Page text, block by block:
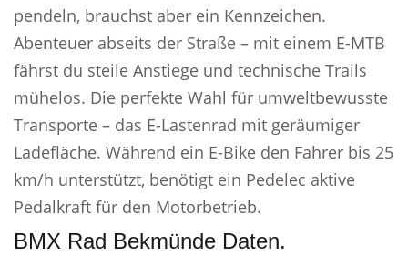
pendeln, brauchst aber ein Kennzeichen.
Abenteuer abseits der Straße – mit einem E-MTB
fährst du steile Anstiege und technische Trails
mühelos. Die perfekte Wahl für umweltbewusste
Transporte – das E-Lastenrad mit geräumiger
Ladefläche. Während ein E-Bike den Fahrer bis 25
km/h unterstützt, benötigt ein Pedelec aktive
Pedalkraft für den Motorbetrieb.
BMX Rad Bekmünde Daten.